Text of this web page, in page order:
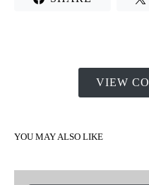
VIEW
YOU MAY ALSO LIKE